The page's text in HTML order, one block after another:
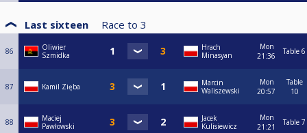
Last sixteen Race to 3
86
Oliwier
Szmidka
Hrach
Minasyan
Mon
21:36
Table 6
87 Kamil Zięba
Marcin
Waliszewski
Mon
20:57
Table
10
88
Maciej
Pawłowski
Jacek
Kulisiewicz
Mon
21:21
Table 7